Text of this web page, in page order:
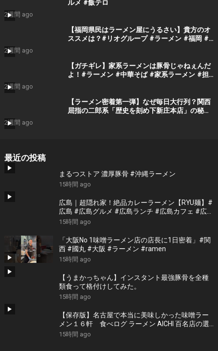
ルメ #飯テロ
2週間 ago
【福岡県民はラーメン屋にうるさい】貴方のオ
ススメは？#リオグループ #ラーメン #福岡 #
2週間 ago
【ガチギレ】家系ラーメンは豚骨じゃねぇんだ
よ！#ラーメン #中華そば #家系ラーメン #担
2週間 ago
【ラーメン密着第一弾】なぜ毎日大行列？関西
屈指の二郎系「歴史を刻め下新庄本店」の秘密
2週間 ago
最近の投稿
まるつストア 濃厚豚骨 #沖縄ラーメン
15時間 ago
広島｜超隠れ家！絶品カレーラーメン【RYU麺】#
広島 #広島グルメ #広島ランチ #広島カフェ #広島
ディナー #japanesefood #japantrip #hiroshima
15時間 ago
「大阪No 1味噌ラーメン店の店長に1日密着」#関
西 #國丸 #大阪 #ラーメン #ramen
15時間 ago
【うまかっちゃん】インスタント最強豚骨を全種
類食って格付けしてみた。
15時間 ago
【保存版】名古屋で本当に美味しかった味噌ラー
メン１６軒 食べログ ラーメン AICHI 百名店の選
出店から札幌白味噌ラーメン、好来系薬膳味噌ら
15時間 ago